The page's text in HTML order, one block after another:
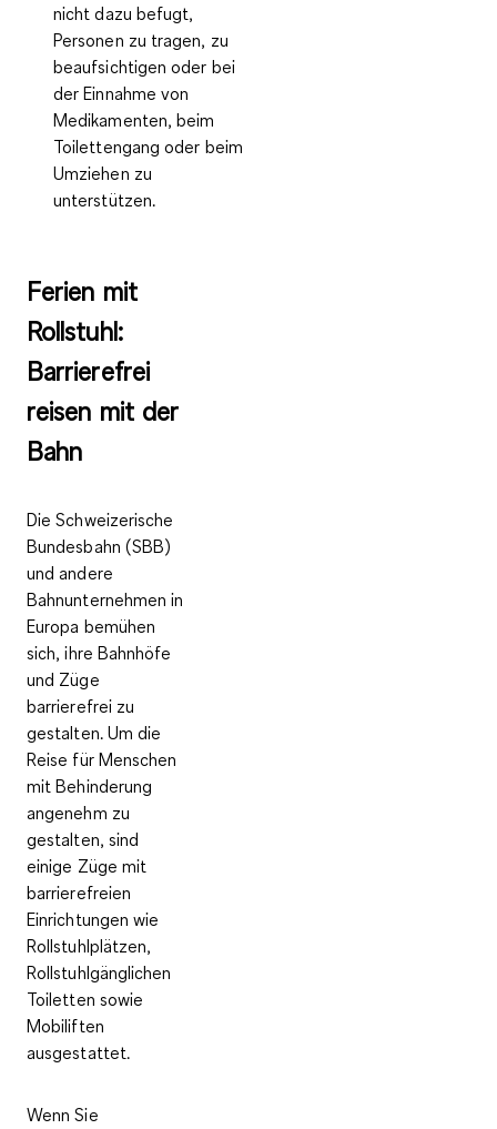
nicht dazu befugt,
Personen zu tragen, zu
beaufsichtigen oder bei
der Einnahme von
Medikamenten, beim
Toilettengang oder beim
Umziehen zu
unterstützen.
Ferien mit
Rollstuhl:
Barrierefrei
reisen mit der
Bahn
Die Schweizerische
Bundesbahn (SBB)
und andere
Bahnunternehmen in
Europa bemühen
sich, ihre Bahnhöfe
und Züge
barrierefrei zu
gestalten. Um die
Reise für Menschen
mit Behinderung
angenehm zu
gestalten, sind
einige Züge mit
barrierefreien
Einrichtungen wie
Rollstuhlplätzen,
Rollstuhlgänglichen
Toiletten sowie
Mobiliften
ausgestattet.
Wenn Sie